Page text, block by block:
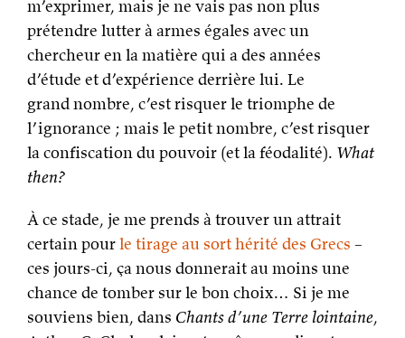
m’exprimer, mais je ne vais pas non plus
prétendre lutter à armes égales avec un
chercheur en la matière qui a des années
d’étude et d’expérience derrière lui. Le
grand nombre, c’est risquer le triomphe de
l’ignorance ; mais le petit nombre, c’est risquer
la confiscation du pouvoir (et la féodalité). What
then?
À ce stade, je me prends à trouver un attrait
certain pourle tirage au sort hérité des Grecs –
ces jours-ci, ça nous donnerait au moins une
chance de tomber sur le bon choix… Si je me
souviens bien, dans Chants d’une Terre lointaine,